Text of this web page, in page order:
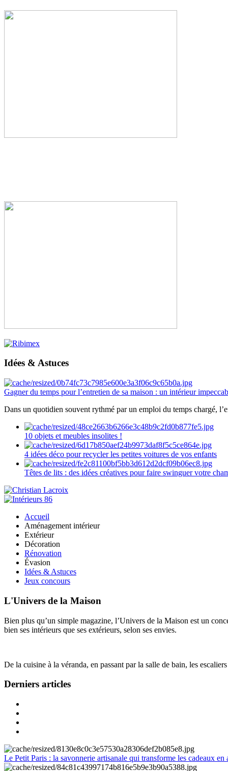
Idées & Astuces
Gagner du temps pour l’entretien de sa maison : un intérieur
Dans un quotidien souvent rythmé par un emploi du temps chargé,
10 objets et meubles insolites !
4 idées déco pour recycler les petites voitures de vos enfants
Têtes de lits : des idées créatives pour faire swinguer votre
Accueil
Aménagement intérieur
Extérieur
Décoration
Rénovation
Évasion
Idées & Astuces
Jeux concours
L'Univers de la Maison
Bien plus qu’un simple magazine, l’Univers de la Maison est un
bien ses intérieurs que ses extérieurs, selon ses envies.
De la cuisine à la véranda, en passant par la salle de bain, les
Derniers articles
Le Petit Paris : la savonnerie artisanale qui transforme les cadeaux en